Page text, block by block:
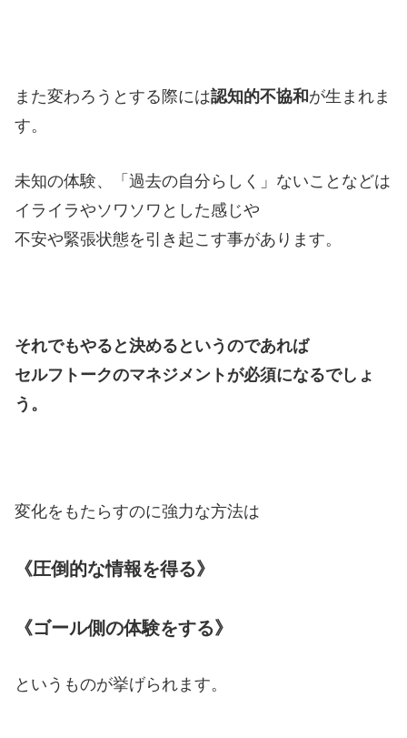
また変わろうとする際には認知的不協和 が生まれま
す。
未知の体験、「過去の自分らしく」ないことなどは
イライラやソワソワとした感じや
不安や緊張状態を引き起こす事があります。
それでもやると決めるというのであれば
セルフトークのマネジメントが必須になるでしょ
う。
変化をもたらすのに強力な方法は
《圧倒的な情報を得る》
《ゴール側の体験をする》
というものが挙げられます。